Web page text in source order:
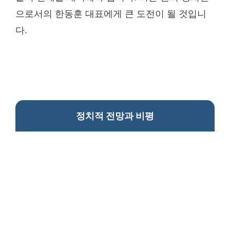
으로서의 한동훈 대표에게 큰 도전이 될 것입니
다.
정치적 전망과 비평